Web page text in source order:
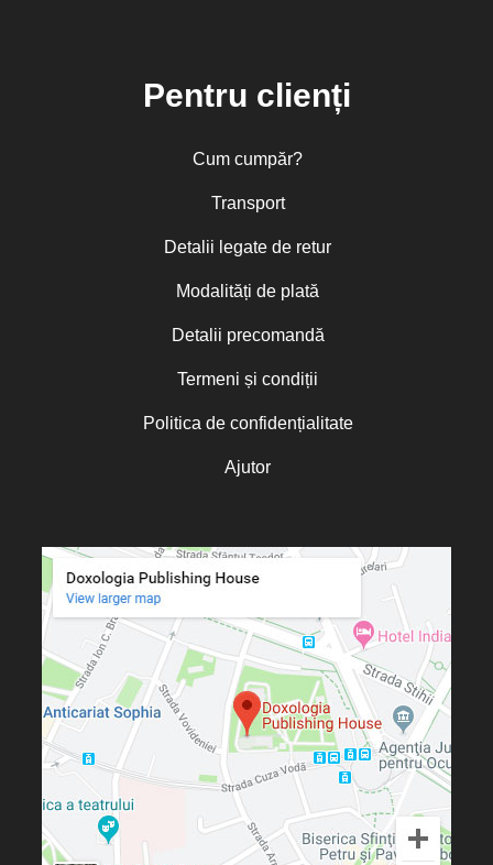
Pentru clienți
Cum cumpăr?
Transport
Detalii legate de retur
Modalități de plată
Detalii precomandă
Termeni și condiții
Politica de confidențialitate
Ajutor